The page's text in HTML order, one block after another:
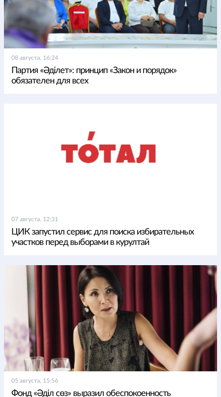
08 августа, 16:24
Партия «Әділет»: принцип «Закон и порядок»
обязателен для всех
07 августа, 12:31
ЦИК запустил сервис для поиска избирательных
участков перед выборами в курултай
05 августа, 15:56
Фонд «Әділ сөз» выразил обеспокоенность